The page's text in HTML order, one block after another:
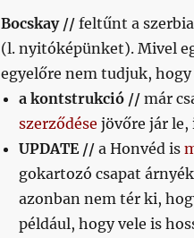
Bocskay //feltűnt a
(l. nyitóképünket). Mivel
egyelőre nem tudjuk,
a kontstrukció //már
szerződése jövőre jár
UPDATE //a Honvéd is
gokartozó csapat
azonban nem tér ki,
például, hogy vele is